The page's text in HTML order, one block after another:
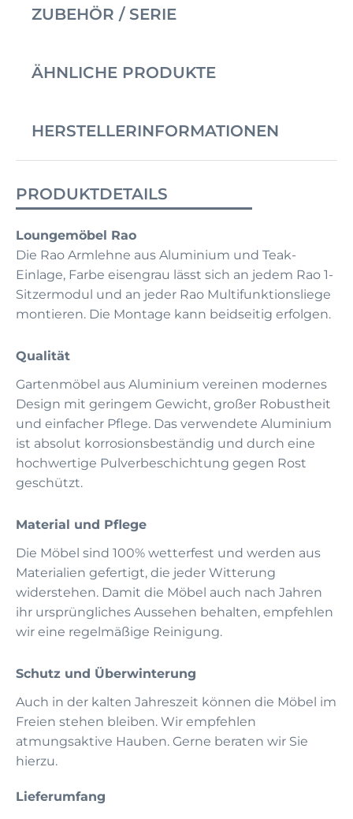
ZUBEHÖR / SERIE
ÄHNLICHE PRODUKTE
HERSTELLERINFORMATIONEN
PRODUKTDETAILS
Loungemöbel Rao
Die Rao Armlehne aus Aluminium und Teak-
Einlage, Farbe eisengrau lässt sich an jedem Rao 1-
Sitzermodul und an jeder Rao Multifunktionsliege
montieren. Die Montage kann beidseitig erfolgen.
Qualität
Gartenmöbel aus Aluminium vereinen modernes
Design mit geringem Gewicht, großer Robustheit
und einfacher Pflege. Das verwendete Aluminium
ist absolut korrosionsbeständig und durch eine
hochwertige Pulverbeschichtung gegen Rost
geschützt.
Material und Pflege
Die Möbel sind 100% wetterfest und werden aus
Materialien gefertigt, die jeder Witterung
widerstehen. Damit die Möbel auch nach Jahren
ihr ursprüngliches Aussehen behalten, empfehlen
wir eine regelmäßige Reinigung.
Schutz und Überwinterung
Auch in der kalten Jahreszeit können die Möbel im
Freien stehen bleiben. Wir empfehlen
atmungsaktive Hauben. Gerne beraten wir Sie
hierzu.
Lieferumfang